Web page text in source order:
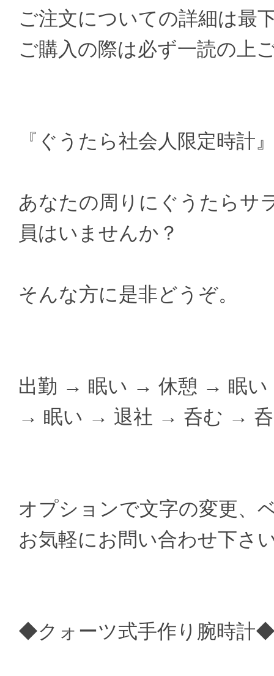
ご注文についての詳細は最
ご購入の際は必ず一読の上
『ぐうたら社会人限定時計
あなたの周りにぐうたらサ
員はいませんか？
そんな方に是非どうぞ。
出勤 → 眠い → 休憩 → 眠
→ 眠い → 退社 → 呑む →
オプションで文字の変更、
お気軽にお問い合わせ下さ
◆クォーツ式手作り腕時計